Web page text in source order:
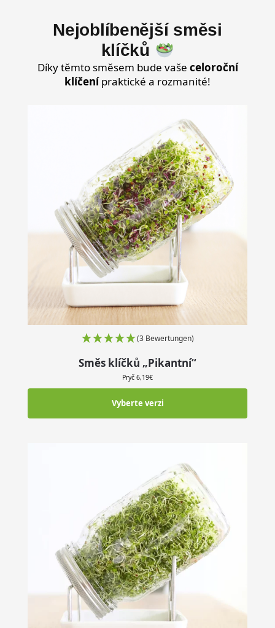
Nejoblíbenější směsi
klíčků
Díky těmto směsem bude vaše celoroční
klíčenípraktické a rozmanité!
(3 Bewertungen)
Směs klíčků „Pikantní“
Pryč 6,19€
Vyberte verzi